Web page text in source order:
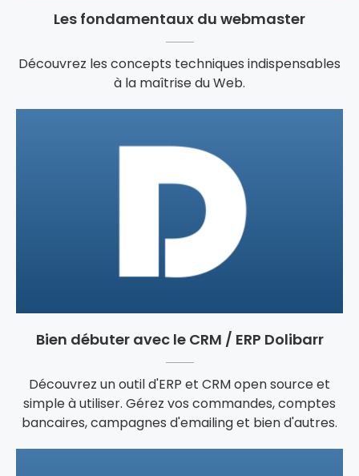
Les fondamentaux du webmaster
Découvrez les concepts techniques indispensables
à la maîtrise du Web.
Bien débuter avec le CRM / ERP Dolibarr
Découvrez un outil d'ERP et CRM open source et
simple à utiliser. Gérez vos commandes, comptes
bancaires, campagnes d'emailing et bien d'autres.